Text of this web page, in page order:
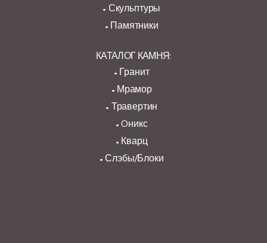
Скульптуры
Памятники
КАТАЛОГ КАМНЯ:
Гранит
Мрамор
Травертин
Oникс
Кварц
Слэбы/Блоки